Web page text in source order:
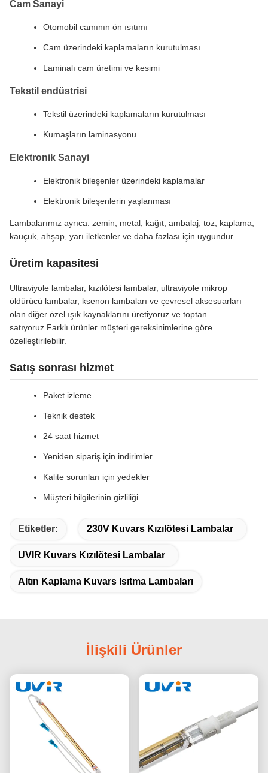
Cam Sanayi
Otomobil camının ön ısıtımı
Cam üzerindeki kaplamaların kurutulması
Laminalı cam üretimi ve kesimi
Tekstil endüstrisi
Tekstil üzerindeki kaplamaların kurutulması
Kumaşların laminasyonu
Elektronik Sanayi
Elektronik bileşenler üzerindeki kaplamalar
Elektronik bileşenlerin yaşlanması
Lambalarımız ayrıca: zemin, metal, kağıt, ambalaj, toz, kaplama,
kauçuk, ahşap, yarı iletkenler ve daha fazlası için uygundur.
Üretim kapasitesi
Ultraviyole lambalar, kızılötesi lambalar, ultraviyole mikrop
öldürücü lambalar, ksenon lambaları ve çevresel aksesuarları
olan diğer özel ışık kaynaklarını üretiyoruz ve toptan
satıyoruz.Farklı ürünler müşteri gereksinimlerine göre
özelleştirilebilir.
Satış sonrası hizmet
Paket izleme
Teknik destek
24 saat hizmet
Yeniden sipariş için indirimler
Kalite sorunları için yedekler
Müşteri bilgilerinin gizliliği
Etiketler: 230V Kuvars Kızılötesi Lambalar
UVIR Kuvars Kızılötesi Lambalar
Altın Kaplama Kuvars Isıtma Lambaları
İlişkili Ürünler